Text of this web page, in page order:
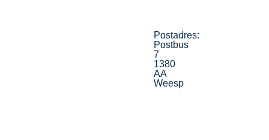
Postadres:
Postbus
7
1380
AA
Weesp